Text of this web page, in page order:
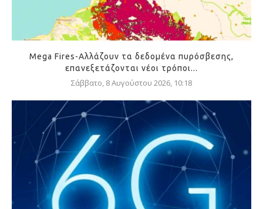
Mega Fires-Αλλάζουν τα δεδομένα πυρόσβεσης,
επανεξετάζονται νέοι τρόποι...
Σάββατο, 8 Αυγούστου 2026, 10:18